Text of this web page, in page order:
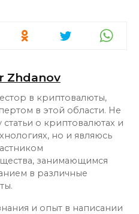
Zhdanov
в криптовалюты,
в этой области. Не
о криптовалютах и
но и являюсь
занимающимся
в различные
и опыт в написании